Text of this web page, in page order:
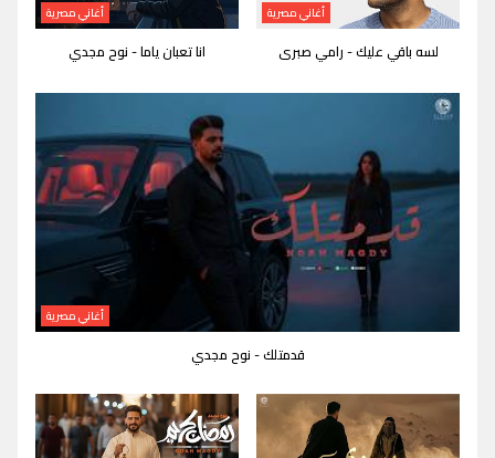
أغاني مصرية
لسه باقي عليك - رامي صبرى
أغاني مصرية
انا تعبان ياما - نوح مجدي
أغاني مصرية
قدمتلك - نوح مجدي